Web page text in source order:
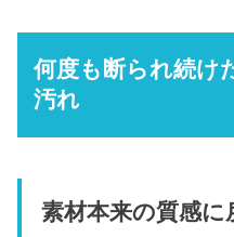
何度も断られ続け
汚れ
素材本来の質感